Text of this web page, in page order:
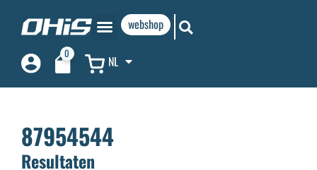
webshop
0 NL
87954544
Resultaten